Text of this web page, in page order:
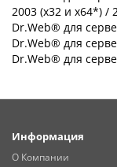
2003 (х32 и х64*) /
Dr.Web® для
Dr.Web® для
Dr.Web® для
Информация
О Компании